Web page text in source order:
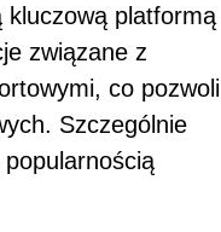
platformą
związane z
co pozwoli
Szczególnie